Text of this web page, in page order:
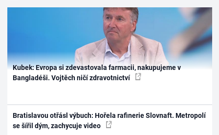
Kubek: Evropa si zdevastovala farmacii, nakupujeme v
Bangladéši. Vojtěch ničí zdravotnictví
Bratislavou otřásl výbuch: Hořela rafinerie Slovnaft. Metropolí
se šířil dým, zachycuje video